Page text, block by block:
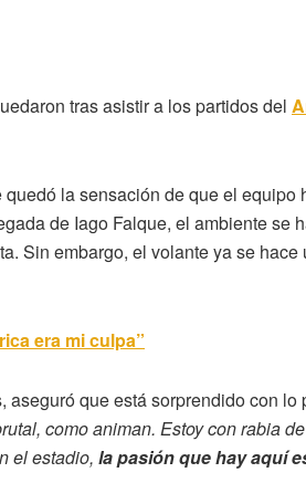
tras asistir a los partidos del
la sensación de que el equipo
de Iago Falque, el ambiente se
Sin embargo, el volante ya se
era mi culpa”
aseguró que está sorprendido con
como animan. Estoy con rabia
el estadio, la pasión que hay aquí